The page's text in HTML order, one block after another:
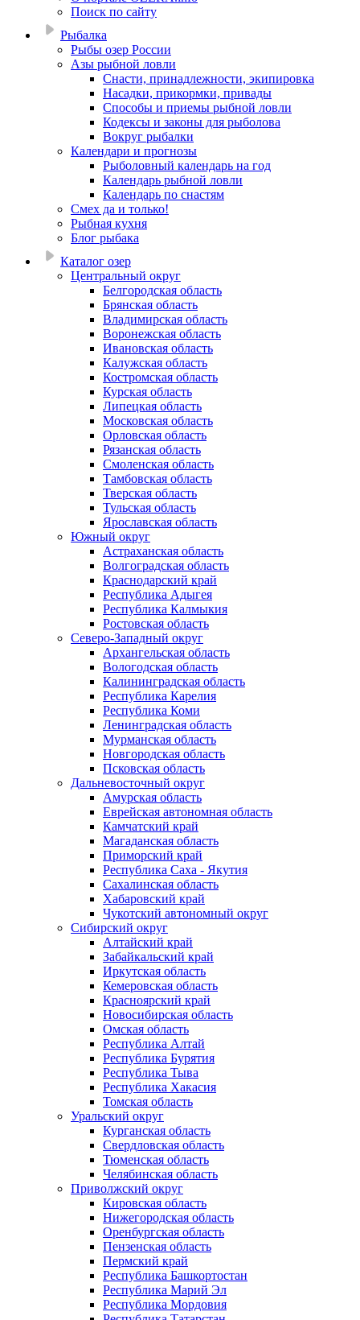
Поиск по сайту
Рыбалка
Рыбы озер России
Азы рыбной ловли
Снасти, принадлежности, экипировка
Насадки, прикормки, привады
Способы и приемы рыбной ловли
Кодексы и законы для рыболова
Вокруг рыбалки
Календари и прогнозы
Рыболовный календарь на год
Календарь рыбной ловли
Календарь по снастям
Смех да и только!
Рыбная кухня
Блог рыбака
Каталог озер
Центральный округ
Белгородская область
Брянская область
Владимирская область
Воронежская область
Ивановская область
Калужская область
Костромская область
Курская область
Липецкая область
Московская область
Орловская область
Рязанская область
Смоленская область
Тамбовская область
Тверская область
Тульская область
Ярославская область
Южный округ
Астраханская область
Волгоградская область
Краснодарский край
Республика Адыгея
Республика Калмыкия
Ростовская область
Северо-Западный округ
Архангельская область
Вологодская область
Калининградская область
Республика Карелия
Республика Коми
Ленинградская область
Мурманская область
Новгородская область
Псковская область
Дальневосточный округ
Амурская область
Еврейская автономная область
Камчатский край
Магаданская область
Приморский край
Республика Саха - Якутия
Сахалинская область
Хабаровский край
Чукотский автономный округ
Сибирский округ
Алтайский край
Забайкальский край
Иркутская область
Кемеровская область
Красноярский край
Новосибирская область
Омская область
Республика Алтай
Республика Бурятия
Республика Тыва
Республика Хакасия
Томская область
Уральский округ
Курганская область
Свердловская область
Тюменская область
Челябинская область
Приволжский округ
Кировская область
Нижегородская область
Оренбургская область
Пензенская область
Пермский край
Республика Башкортостан
Республика Марий Эл
Республика Мордовия